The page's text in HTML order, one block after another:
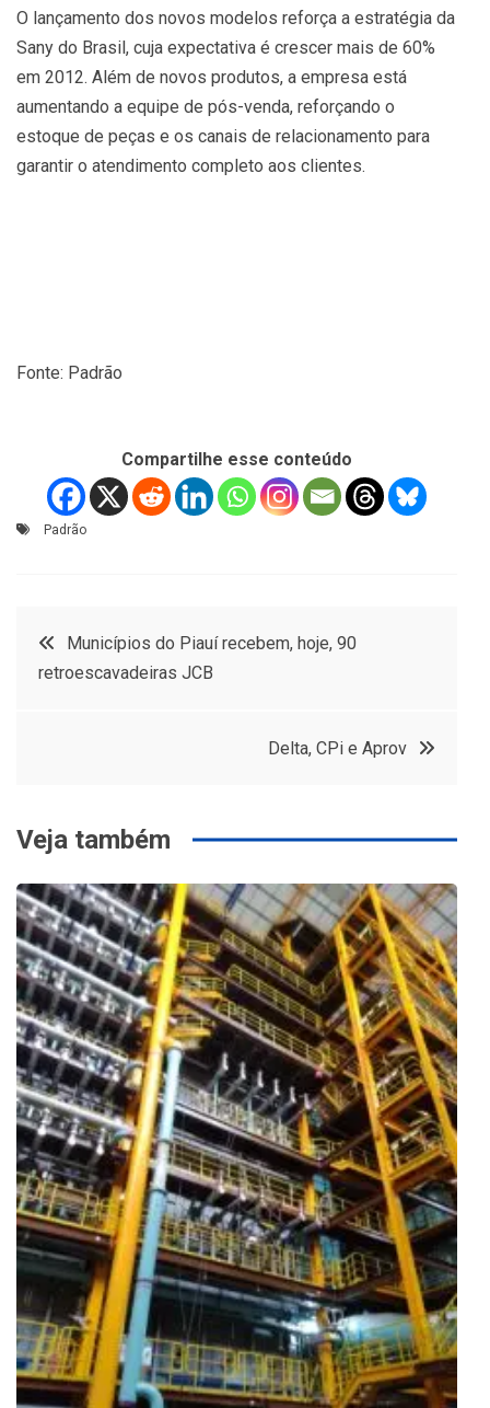
O lançamento dos novos modelos reforça a estratégia da
Sany do Brasil, cuja expectativa é crescer mais de 60%
em 2012. Além de novos produtos, a empresa está
aumentando a equipe de pós-venda, reforçando o
estoque de peças e os canais de relacionamento para
garantir o atendimento completo aos clientes.
Fonte: Padrão
Compartilhe esse conteúdo
Padrão
Navegação
Municípios do Piauí recebem, hoje, 90
retroescavadeiras JCB
Delta, CPi e Aprov
Veja também